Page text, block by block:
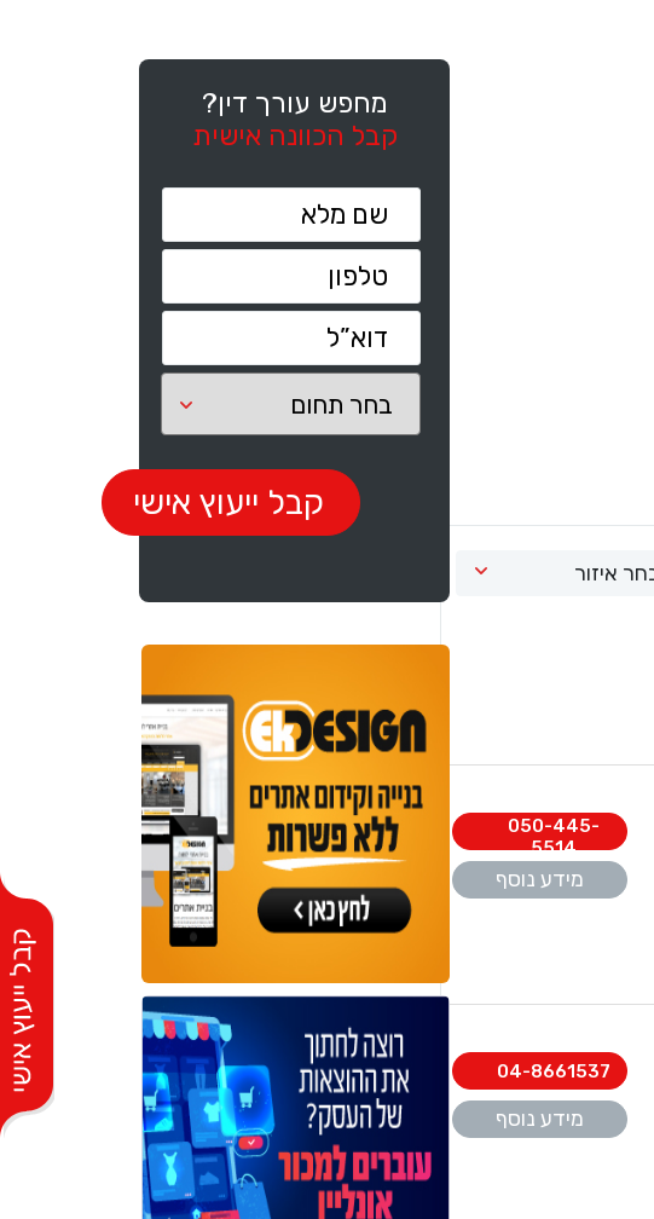
050-445-
5514
מידע נוסף
04-8661537
מידע נוסף
מחפש עורך דין?
קבל הכוונה אישית